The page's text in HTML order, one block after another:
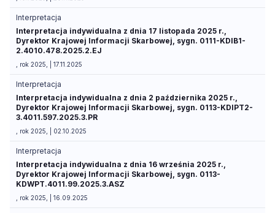
Interpretacja
Interpretacja indywidualna z dnia 17 listopada 2025 r.,
Dyrektor Krajowej Informacji Skarbowej, sygn. 0111-KDIB1-
2.4010.478.2025.2.EJ
, rok 2025, | 17.11.2025
Interpretacja
Interpretacja indywidualna z dnia 2 października 2025 r.,
Dyrektor Krajowej Informacji Skarbowej, sygn. 0113-KDIPT2-
3.4011.597.2025.3.PR
, rok 2025, | 02.10.2025
Interpretacja
Interpretacja indywidualna z dnia 16 września 2025 r.,
Dyrektor Krajowej Informacji Skarbowej, sygn. 0113-
KDWPT.4011.99.2025.3.ASZ
, rok 2025, | 16.09.2025